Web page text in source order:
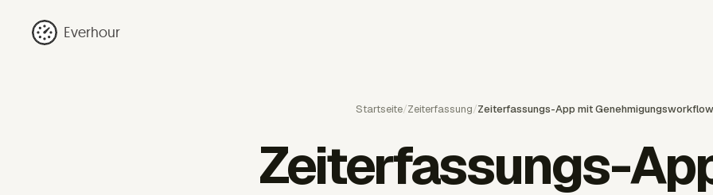
Everhour
Startseite/Zeiterfassung/Zeiterfassungs-App mit Genehmigungsworkflow
Zeiterfassungs-